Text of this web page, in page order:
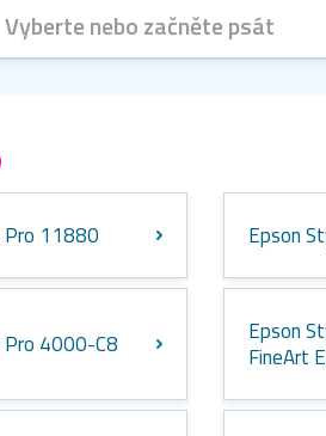
Vyberte nebo začněte psát
Pro 11880 Epson
Pro 4000-C8
Epson
FineArt